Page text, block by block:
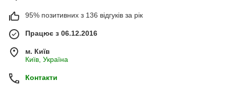
95% позитивних з 136 відгуків за рік
Працює з 06.12.2016
м. Київ
Київ, Україна
Контакти